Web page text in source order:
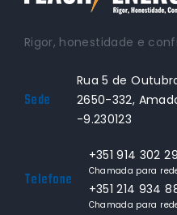
Rigor, honestidade e
Sede
Rua 5 de
2650-332,
-9.230123
Telefone
+351 914 302
Chamada para
+351 214 934
Chamada para